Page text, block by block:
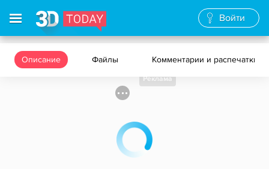
Войти
Описание Файлы Комментарии и распечатки
Реклама